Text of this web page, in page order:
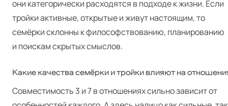
они категорически расходятся в подходе к жизни. Если
тройки активные, открытые и живут настоящим, то
семёрки склонны к философствованию, планированию
и поискам скрытых смыслов.
Какие качества семёрки и тройки влияют на
Совместимость 3 и 7 в отношениях сильно зависит от